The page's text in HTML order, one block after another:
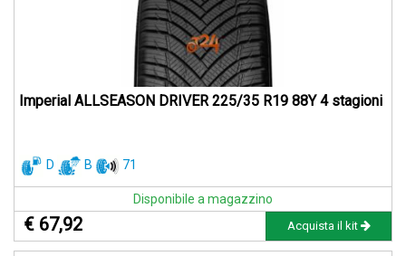
Imperial ALLSEASON DRIVER 225/35 R19 88Y 4 stagioni
D B 71
Disponibile a magazzino
€ 67,92 Acquista il kit